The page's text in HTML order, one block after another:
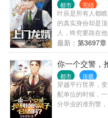
都市 完结
叶辰是所有人都
的真实身份却是
人，终究要跪在
最新： 第3697
你一个交警，
都市 连载
穿越平行世界，
配单位的时候，
分毕业的准刑警